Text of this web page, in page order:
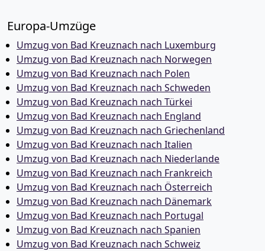
Europa-Umzüge
Umzug von Bad Kreuznach nach Luxemburg
Umzug von Bad Kreuznach nach Norwegen
Umzug von Bad Kreuznach nach Polen
Umzug von Bad Kreuznach nach Schweden
Umzug von Bad Kreuznach nach Türkei
Umzug von Bad Kreuznach nach England
Umzug von Bad Kreuznach nach Griechenland
Umzug von Bad Kreuznach nach Italien
Umzug von Bad Kreuznach nach Niederlande
Umzug von Bad Kreuznach nach Frankreich
Umzug von Bad Kreuznach nach Österreich
Umzug von Bad Kreuznach nach Dänemark
Umzug von Bad Kreuznach nach Portugal
Umzug von Bad Kreuznach nach Spanien
Umzug von Bad Kreuznach nach Schweiz